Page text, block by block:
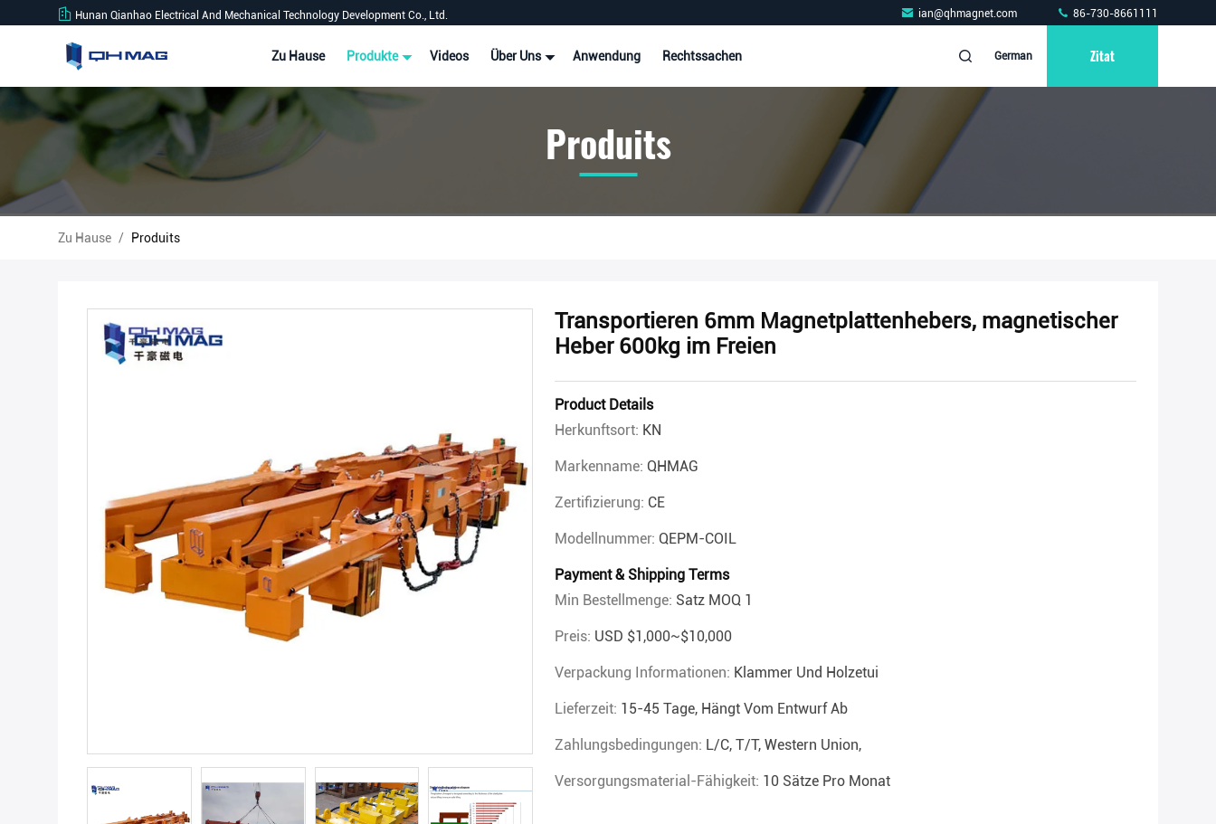
Hunan Qianhao Electrical And Mechanical Technology Development Co., Ltd. ian@qhmagnet.com 86-730-8661111
Zu Hause Produkte Videos Über Uns Anwendung Rechtssachen German Zitat
Produits
Zu Hause / Produits
Transportieren 6mm Magnetplattenhebers, magnetischer
Heber 600kg im Freien
Product Details
Herkunftsort: KN
Markenname: QHMAG
Zertifizierung: CE
Modellnummer: QEPM-COIL
Payment & Shipping Terms
Min Bestellmenge: Satz MOQ 1
Preis: USD $1,000~$10,000
Verpackung Informationen: Klammer Und Holzetui
Lieferzeit: 15-45 Tage, Hängt Vom Entwurf Ab
Zahlungsbedingungen: L/C, T/T, Western Union,
Versorgungsmaterial-Fähigkeit: 10 Sätze Pro Monat